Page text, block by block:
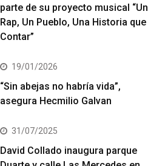
parte de su proyecto musical “Un
Rap, Un Pueblo, Una Historia que
Contar”
19/01/2026
“Sin abejas no habría vida”,
asegura Hecmilio Galvan
31/07/2025
David Collado inaugura parque